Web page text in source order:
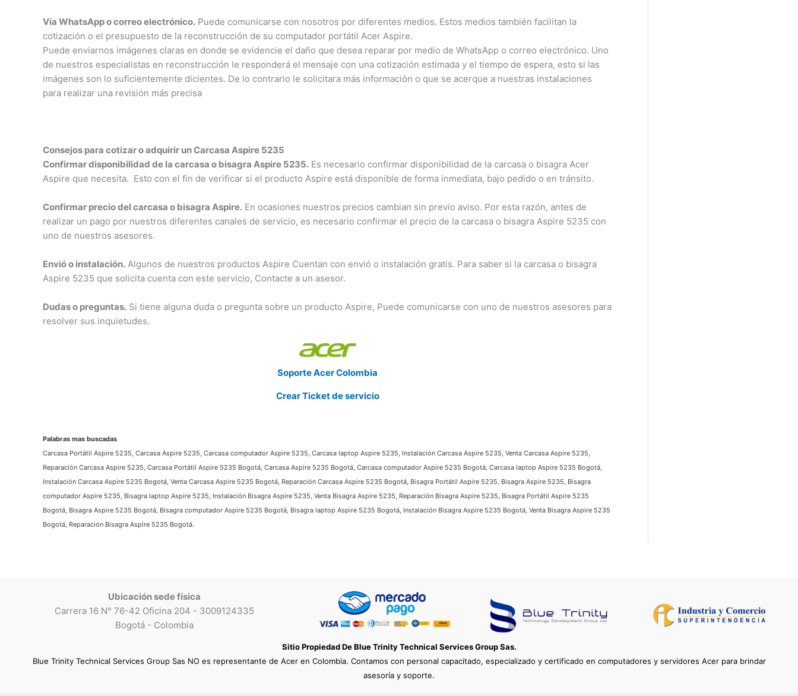
Vía WhatsApp o correo electrónico. Puede comunicarse con nosotros por diferentes medios. Estos medios también facilitan la
cotización o el presupuesto de la reconstrucción de su computador portátil Acer Aspire.
Puede enviarnos imágenes claras en donde se evidencie el daño que desea reparar por medio de WhatsApp o correo electrónico. Uno
de nuestros especialistas en reconstrucción le responderá el mensaje con una cotización estimada y el tiempo de espera, esto si las
imágenes son lo suficientemente dicientes. De lo contrario le solicitara más información o que se acerque a nuestras instalaciones
para realizar una revisión más precisa
Consejos para cotizar o adquirir un Carcasa Aspire 5235
Confirmar disponibilidad de la carcasa o bisagra Aspire 5235. Es necesario confirmar disponibilidad de la carcasa o bisagra Acer
Aspire que necesita. Esto con el fin de verificar si el producto Aspire está disponible de forma inmediata, bajo pedido o en tránsito.
Confirmar precio del carcasa o bisagra Aspire. En ocasiones nuestros precios cambian sin previo aviso. Por esta razón, antes de
realizar un pago por nuestros diferentes canales de servicio, es necesario confirmar el precio de la carcasa o bisagra Aspire 5235 con
uno de nuestros asesores.
Envió o instalación. Algunos de nuestros productos Aspire Cuentan con envió o instalación gratis. Para saber si la carcasa o bisagra
Aspire 5235 que solicita cuenta con este servicio, Contacte a un asesor.
Dudas o preguntas. Si tiene alguna duda o pregunta sobre un producto Aspire, Puede comunicarse con uno de nuestros asesores para
resolver sus inquietudes.
Soporte Acer Colombia
Crear Ticket de servicio
Palabras mas buscadas
Carcasa Portátil Aspire 5235, Carcasa Aspire 5235, Carcasa computador Aspire 5235, Carcasa laptop Aspire 5235, Instalación Carcasa Aspire 5235, Venta Carcasa Aspire 5235,
Reparación Carcasa Aspire 5235, Carcasa Portátil Aspire 5235 Bogotá, Carcasa Aspire 5235 Bogotá, Carcasa computador Aspire 5235 Bogotá, Carcasa laptop Aspire 5235 Bogotá,
Instalación Carcasa Aspire 5235 Bogotá, Venta Carcasa Aspire 5235 Bogotá, Reparación Carcasa Aspire 5235 Bogotá, Bisagra Portátil Aspire 5235, Bisagra Aspire 5235, Bisagra
computador Aspire 5235, Bisagra laptop Aspire 5235, Instalación Bisagra Aspire 5235, Venta Bisagra Aspire 5235, Reparación Bisagra Aspire 5235, Bisagra Portátil Aspire 5235
Bogotá, Bisagra Aspire 5235 Bogotá, Bisagra computador Aspire 5235 Bogotá, Bisagra laptop Aspire 5235 Bogotá, Instalación Bisagra Aspire 5235 Bogotá, Venta Bisagra Aspire 5235
Bogotá, Reparación Bisagra Aspire 5235 Bogotá.
Ubicación sede física
Carrera 16 N° 76-42 Oficina 204 - 3009124335
Bogotá - Colombia
Sitio Propiedad De Blue Trinity Technical Services Group Sas.
Blue Trinity Technical Services Group Sas NO es representante de Acer en Colombia. Contamos con personal capacitado, especializado y certificado en computadores y servidores Acer para brindar
asesoría y soporte.